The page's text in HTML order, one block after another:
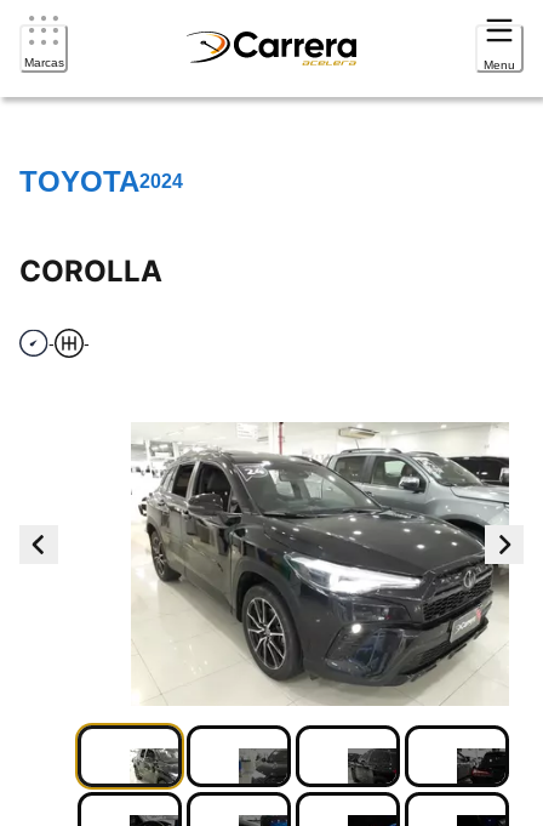
Marcas Menu
TOYOTA2024
COROLLA
- -